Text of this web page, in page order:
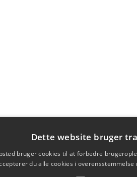
Dette website bruger
bruger cookies til at forbedre
du alle cookies i